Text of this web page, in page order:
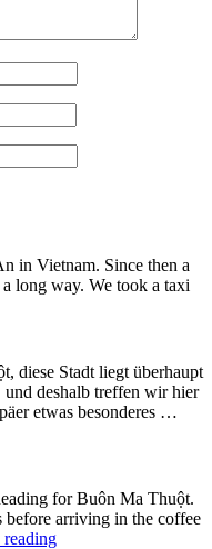
in Vietnam. Since then a
long way. We took a taxi
diese Stadt liegt überhaupt
und deshalb treffen wir hier
etwas besonderes …
for Buôn Ma Thuột.
before arriving in the coffee
"In